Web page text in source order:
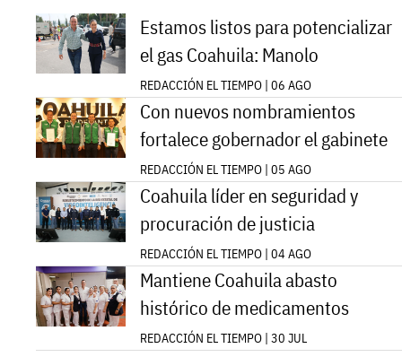
Estamos listos para potencializar
el gas Coahuila: Manolo
REDACCIÓN EL TIEMPO | 06 AGO
Con nuevos nombramientos
fortalece gobernador el gabinete
REDACCIÓN EL TIEMPO | 05 AGO
Coahuila líder en seguridad y
procuración de justicia
REDACCIÓN EL TIEMPO | 04 AGO
Mantiene Coahuila abasto
histórico de medicamentos
REDACCIÓN EL TIEMPO | 30 JUL